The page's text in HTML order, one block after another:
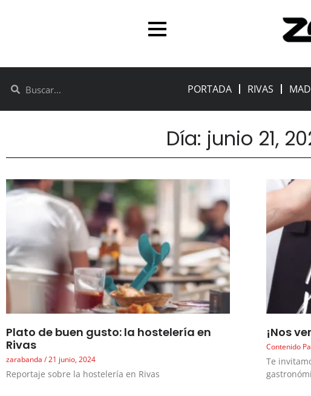
PORTADA RIVAS
Día: junio 21,
Plato de buen gusto: la hostelería en
Rivas
zarabanda 21 junio, 2024
Reportaje sobre la hostelería en Rivas
¡Nos
Contenido
Te